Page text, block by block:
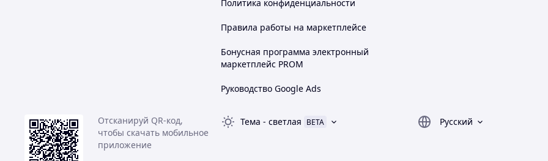
Политика конфиденциальности
Правила работы на маркетплейсе
Бонусная программа электронный
маркетплейс PROM
Руководство Google Ads
Отсканируй QR-код,
чтобы скачать мобильное
приложение
Тема - светлая BETA
Русский